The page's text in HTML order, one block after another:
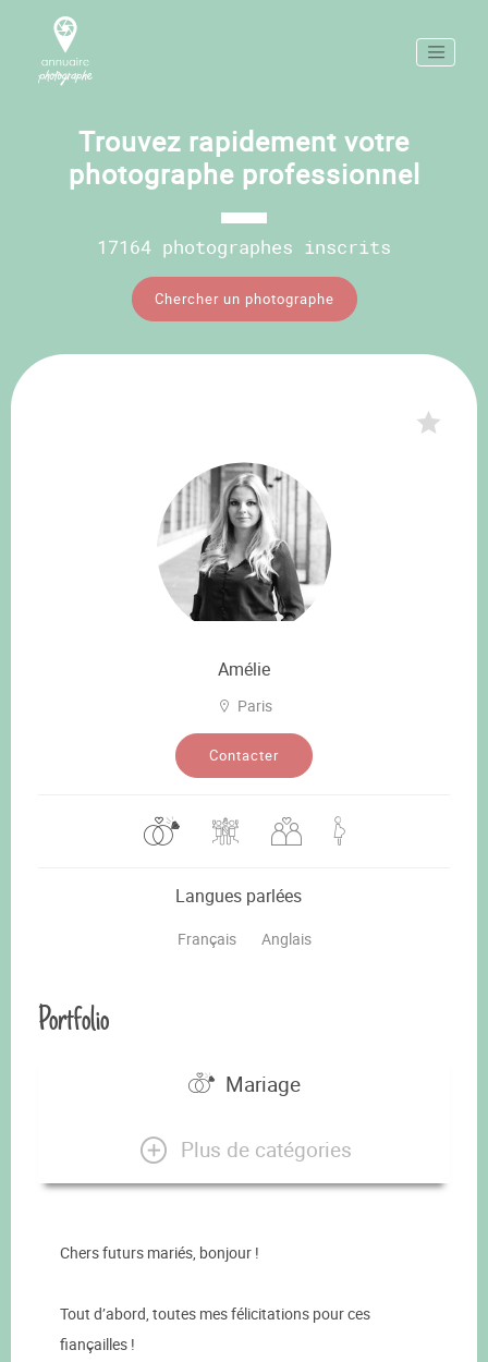
Trouvez rapidement votre
photographe professionnel
17164 photographes inscrits
Chercher un photographe
Amélie
Paris
Contacter
Langues parlées
Français Anglais
Portfolio
Mariage
Plus de catégories
Chers futurs mariés, bonjour !
Tout d’abord, toutes mes félicitations pour ces
fiançailles !